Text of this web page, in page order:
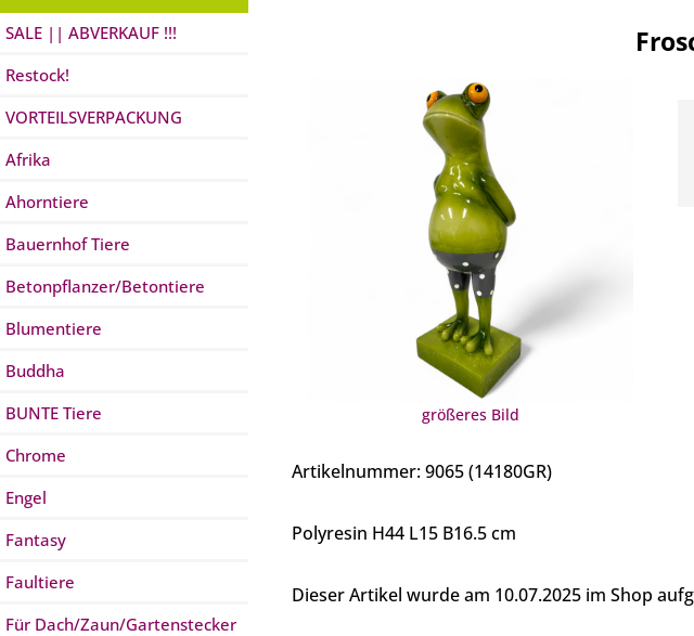
SALE || ABVERKAUF !!!
Restock!
VORTEILSVERPACKUNG
Afrika
Ahorntiere
Bauernhof Tiere
Betonpflanzer/Betontiere
Blumentiere
Buddha
BUNTE Tiere
Chrome
Engel
Fantasy
Faultiere
Für Dach/Zaun/Gartenstecker
größeres Bild
Artikelnummer: 9065 (14180GR)
Polyresin H44 L15 B16.5 cm
Dieser Artikel wurde am 10.07.2025 im Shop